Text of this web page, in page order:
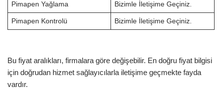
Pimapen Yağlama Bizimle İletişime Geçiniz.
Pimapen Kontrolü Bizimle İletişime Geçiniz.
Bu fiyat aralıkları, firmalara göre değişebilir. En doğru fiyat bilgisi
için doğrudan hizmet sağlayıcılarla iletişime geçmekte fayda
vardır.